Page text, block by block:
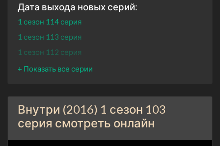
Дата выхода новых серий:
1 сезон 114 серия
1 сезон 113 серия
1 сезон 112 серия
1 сезон 111 серия
1 сезон 109 серия
1 сезон 108 серия
1 сезон 107 серия
1 сезон 106 серия
Внутри (2016) 1 сезон 103
серия смотреть онлайн